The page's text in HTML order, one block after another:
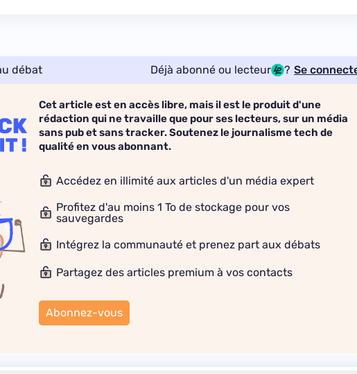
débat Déjà abonné ou lecteur ? Se
Cet article est en accès libre, mais il est le produit d'une
rédaction qui ne travaille que pour ses lecteurs, sur un média
sans pub et sans tracker. Soutenez le journalisme tech de
qualité en vous abonnant.
Accédez en illimité aux articles d'un média expert
Profitez d'au moins 1 To de stockage pour vos
sauvegardes
Intégrez la communauté et prenez part aux débats
Partagez des articles premium à vos contacts
Abonnez-vous